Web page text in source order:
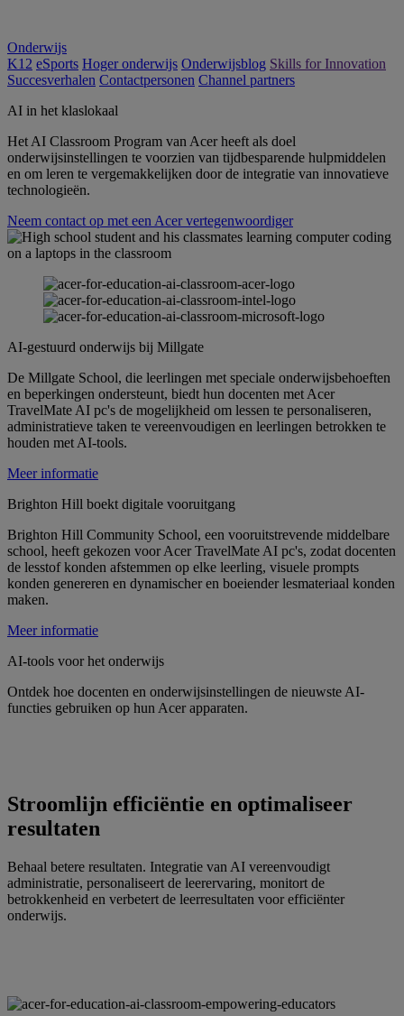
Onderwijs
K12 eSports Hoger onderwijs Onderwijsblog Skills for Innovation
Succesverhalen Contactpersonen Channel partners
AI in het klaslokaal
Het AI Classroom Program van Acer heeft als doel
onderwijsinstellingen te voorzien van tijdbesparende hulpmiddelen
en om leren te vergemakkelijken door de integratie van innovatieve
technologieën.
Neem contact op met een Acer vertegenwoordiger
AI-gestuurd onderwijs bij Millgate
De Millgate School, die leerlingen met speciale onderwijsbehoeften
en beperkingen ondersteunt, biedt hun docenten met Acer
TravelMate AI pc's de mogelijkheid om lessen te personaliseren,
administratieve taken te vereenvoudigen en leerlingen betrokken te
houden met AI-tools.
Meer informatie
Brighton Hill boekt digitale vooruitgang
Brighton Hill Community School, een vooruitstrevende middelbare
school, heeft gekozen voor Acer TravelMate AI pc's, zodat docenten
de lesstof konden afstemmen op elke leerling, visuele prompts
konden genereren en dynamischer en boeiender lesmateriaal konden
maken.
Meer informatie
AI-tools voor het onderwijs
Ontdek hoe docenten en onderwijsinstellingen de nieuwste AI-
functies gebruiken op hun Acer apparaten.
Stroomlijn efficiëntie en optimaliseer
resultaten
Behaal betere resultaten. Integratie van AI vereenvoudigt
administratie, personaliseert de leerervaring, monitort de
betrokkenheid en verbetert de leerresultaten voor efficiënter
onderwijs.